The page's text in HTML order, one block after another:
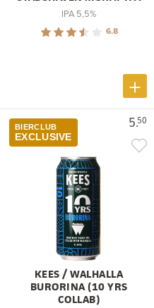
IPA 5,5%
6.8
5.50
BIERCLUB
EXCLUSIVE
KEES / WALHALLA
BURORINA (10 YRS
COLLAB)